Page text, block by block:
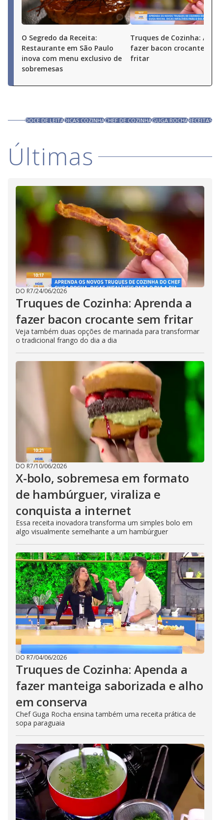
O Segredo da Receita:
Restaurante em São Paulo
inova com menu exclusivo de
sobremesas
Truques de Cozinha:
fazer bacon crocante sem
fritar
DOCE DE LEITADICAS COZINHACHEF DE COZINHAGUGA ROCHARECEITAS
Últimas
DO R7/24/06/2026
Truques de Cozinha: Aprenda a
fazer bacon crocante sem fritar
Veja também duas opções de marinada para transformar
o tradicional frango do dia a dia
DO R7/10/06/2026
X-bolo, sobremesa em formato
de hambúrguer, viraliza e
conquista a internet
Essa receita inovadora transforma um simples bolo em
algo visualmente semelhante a um hambúrguer
DO R7/04/06/2026
Truques de Cozinha: Apenda a
fazer manteiga saborizada e alho
em conserva
Chef Guga Rocha ensina também uma receita prática de
sopa paraguaia